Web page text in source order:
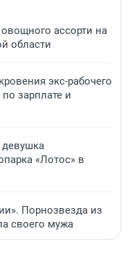
ассорти на
области
экс-рабочего
зарплате и
«Лотос» в
Порнозвезда из
своего мужа